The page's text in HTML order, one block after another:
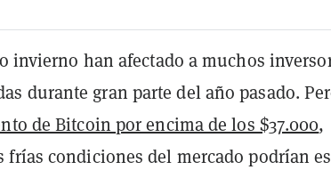
invierno han afectado a muchos
durante gran parte del año pasado.
de Bitcoin por encima de los $37.000,
frías condiciones del mercado podrían